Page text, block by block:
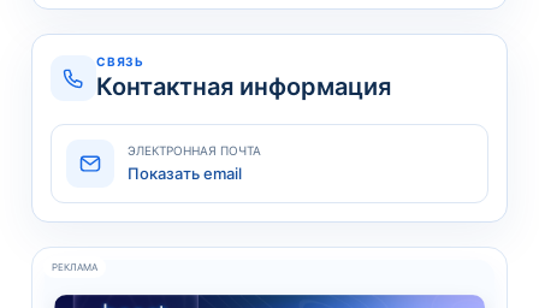
СВЯЗЬ
Контактная информация
ЭЛЕКТРОННАЯ ПОЧТА
Показать email
РЕКЛАМА